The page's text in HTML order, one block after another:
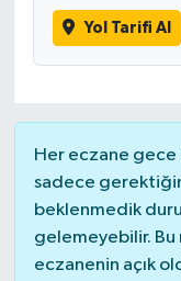
Yol Tarifi Al
Her eczane gece
sadece
beklenmedik
gelemeyebilir. Bu
eczanenin açık
İlan
Otomobil
Politika